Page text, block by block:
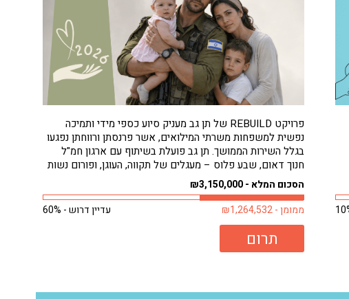
פרויקט REBUILD של תן גב מעניק סיוע כספי מידי ותמיכה
נפשית למשפחות משרתי המילואים, אשר פרנסתן ורווחתן נפגעו
בגלל השירות הממושך. תן גב פועלת בשיתוף עם ארגון חמ"ל
חנוך דאום, שבע פלוס – מעגלים של תקווה, העוגן, ופורום נשות
המילואימניקים, כדי להבטיח סיוע מהיר ונגיש למשפחות
הזקוקות לו ביותר, ללא...
הסכום המלא - ₪3,150,000
עדיין דרוש - 60%
ממומן - ₪1,264,532
תרום